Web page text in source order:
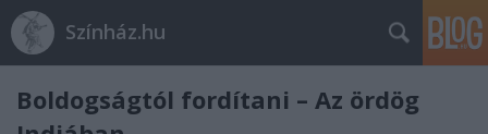
Színház.hu
Boldogságtól fordítani – Az ördög